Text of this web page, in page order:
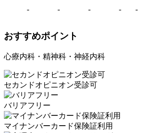
- - - - -
おすすめポイント
心療内科・精神科・神経内科
セカンドオピニオン受診可
バリアフリー
マイナンバーカード保険証利用